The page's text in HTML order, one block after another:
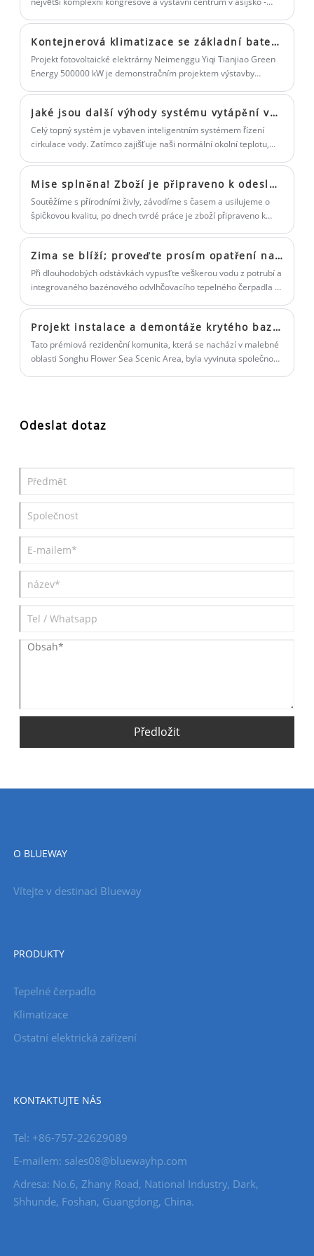
špičkový trh. Vítejte v nákupu
automatického balicího stroje od nás.
automatickému automatu na vozidla.
Vítáme nové i staré zákazníky, aby s námi
vytvářeli lepší budoucnost!
Kontejnerová klimatizace se základní baterií
Projekt fotovoltaické elektrárny Neimenggu Yiqi Tianjiao Green
Energy 500000 kW je demonstračním projektem výstavby
jsou vybaveny vysoce účinnými klimatizačními zařízeními pro
skladování energie, které vyrobila společnost Blueway Company
v roce 2021.
Jaké jsou další výhody systému vytápění vzduch-energie tepelným čerpadlem?
Celý topný systém je vybaven inteligentním systémem řízení
cirkulace vody. Zatímco zajišťuje naši normální okolní teplotu,
Mise splněna! Zboží je připraveno k odeslání!
Soutěžíme s přírodními živly, závodíme s časem a usilujeme o
špičkovou kvalitu, po dnech tvrdé práce je zboží připraveno k
Zima se blíží; proveďte prosím opatření na ochranu vašich produktů před zamrznutím.
Při dlouhodobých odstávkách vypusťte veškerou vodu z potrubí a
integrovaného bazénového odvlhčovacího tepelného čerpadla a
Projekt instalace a demontáže krytého bazénu Blueway Villa: Emerald Mountain Villa, Songshan Lake, Dongguan
Tato prémiová rezidenční komunita, která se nachází v malebné
oblasti Songhu Flower Sea Scenic Area, byla vyvinuta společností
Odeslat dotaz
Předložit
O BLUEWAY
Vítejte v destinaci Blueway
PRODUKTY
Tepelné čerpadlo
Klimatizace
Ostatní elektrická zařízení
KONTAKTUJTE NÁS
Tel: +86-757-22629089
E-mailem: sales08@bluewayhp.com
Adresa: No.6, Zhany Road, National Industry, Dark,
Shhunde, Foshan, Guangdong, China.